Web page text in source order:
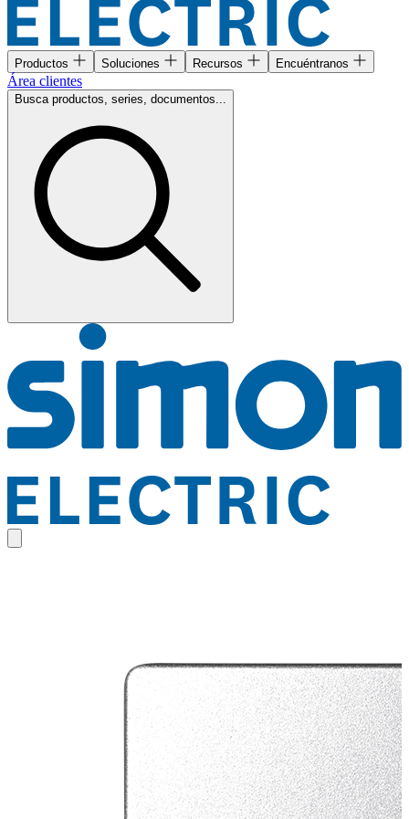
Productos Soluciones Recursos Encuéntranos
Área clientes
Busca productos, series, documentos...